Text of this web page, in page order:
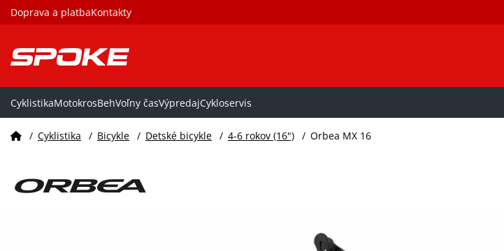
Doprava a platbaKontakty
CyklistikaMotokrosBehVoľny časVýpredajCykloservis
/ Cyklistika / Bicykle / Detské bicykle / 4-6 rokov (16") / Orbea MX 16